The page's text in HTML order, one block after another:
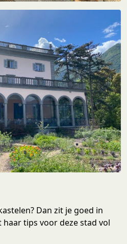
Dan zit je goed in
tips voor deze stad vol